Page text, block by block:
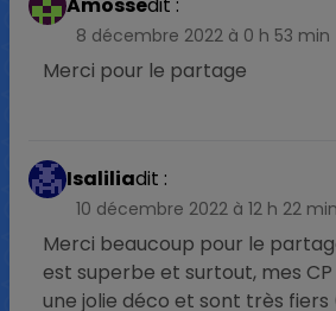
8 décembre 2022 à 0 h 53 min
Merci pour le partage
Isaliliadit :
10 décembre 2022 à 12 h 22 min
Merci beaucoup pour le
est superbe et surtout, mes
une jolie déco et sont très